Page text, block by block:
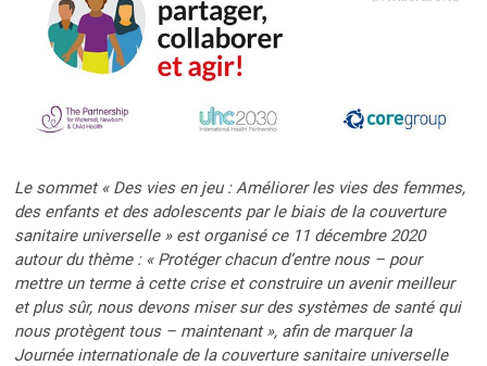
Le sommet « Des vies en jeu : Améliorer les vies des femmes,
des enfants et des adolescents par le biais de la couverture
sanitaire universelle » est organisé ce 11 décembre 2020
autour du thème : « Protéger chacun d’entre nous – pour
mettre un terme à cette crise et construire un avenir meilleur
et plus sûr, nous devons miser sur des systèmes de santé qui
nous protègent tous – maintenant », afin de marquer la
Journée internationale de la couverture sanitaire universelle